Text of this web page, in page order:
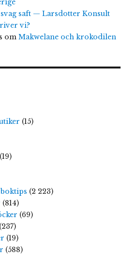
saft — Larsdotter Konsult
vi?
om Makwelane och krokodilen
(15)
(19)
(2 223)
(814)
(69)
(237)
(19)
(588)